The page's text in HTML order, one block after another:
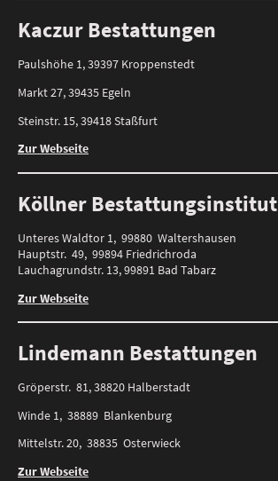
Kaczur Bestattungen
Paulshöhe 1, 39397 Kroppenstedt
Markt 27, 39435 Egeln
Steinstr. 15, 39418 Staßfurt
Zur Webseite
Köllner Bestattungsinstitut
Unteres Waldtor 1, 99880 Waltershausen
Hauptstr. 49, 99894 Friedrichroda
Lauchagrundstr. 13, 99891 Bad Tabarz
Zur Webseite
Lindemann Bestattungen
Gröperstr. 81, 38820 Halberstadt
Winde 1, 38889 Blankenburg
Mittelstr. 20, 38835 Osterwieck
Zur Webseite